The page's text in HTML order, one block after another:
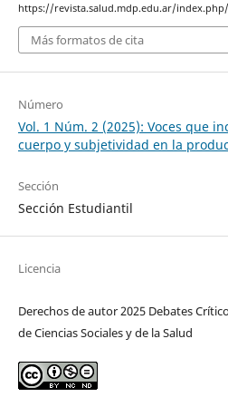
https://revista.salud.mdp.edu.ar/
Más formatos de cita
Número
Vol. 1 Núm. 2 (2025): Voces que
cuerpo y subjetividad en la
Sección
Sección Estudiantil
Licencia
Derechos de autor 2025 Debates
de Ciencias Sociales y de la Salud